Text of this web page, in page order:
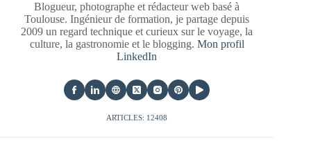
Blogueur, photographe et rédacteur web basé à
Toulouse. Ingénieur de formation, je partage depuis
2009 un regard technique et curieux sur le voyage, la
culture, la gastronomie et le blogging. Mon profil
LinkedIn
ARTICLES: 12408